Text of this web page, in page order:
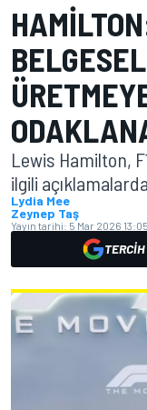
Lewis Hamilton,
ilgili
Lydia Mee
Zeynep Taş
Yayın tarihi: 5 Mar 2026 13:05